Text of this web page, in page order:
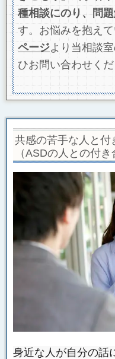
種相談にのり、問
す。お悩みを抱えて
ページより当相談
ひお問い合わせくだ
共感の苦手な人と付
（ASDの人との付
身近な人が自分の話